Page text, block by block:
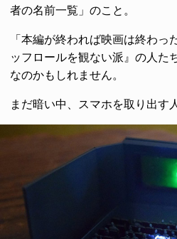
者の名前一覧」のこと。
「本編が終われば映画は終わっ
ッフロールを観ない派』の人た
なのかもしれません。
まだ暗い中、スマホを取り出す